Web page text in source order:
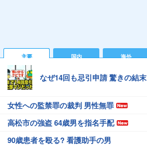
主要 国内 海外
なぜ14回も忌引申請 驚きの結末
女性への監禁罪の裁判 男性無罪
高松市の強盗 64歳男を指名手配
90歳患者を殴る? 看護助手の男